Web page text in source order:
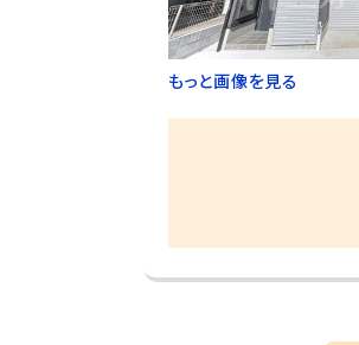
もっと画像を見る